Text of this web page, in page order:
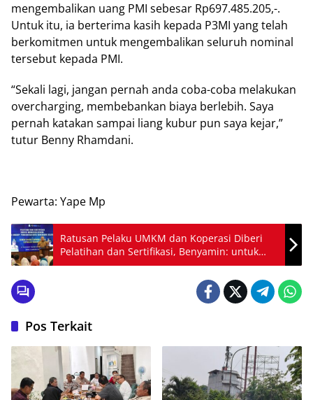
mengembalikan uang PMI sebesar Rp697.485.205,-.
Untuk itu, ia berterima kasih kepada P3MI yang telah
berkomitmen untuk mengembalikan seluruh nominal
tersebut kepada PMI.
“Sekali lagi, jangan pernah anda coba-coba melakukan
overcharging, membebankan biaya berlebih. Saya
pernah katakan sampai liang kubur pun saya kejar,”
tutur Benny Rhamdani.
Pewarta: Yape Mp
Ratusan Pelaku UMKM dan Koperasi Diberi
Pelatihan dan Sertifikasi, Benyamin: untuk
Tingkatkan Kualitas
Pos Terkait